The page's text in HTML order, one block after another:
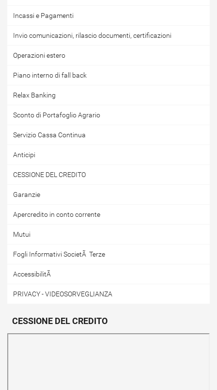
Incassi e Pagamenti
Invio comunicazioni, rilascio documenti, certificazioni
Operazioni estero
Piano interno di fall back
Relax Banking
Sconto di Portafoglio Agrario
Servizio Cassa Continua
Anticipi
CESSIONE DEL CREDITO
Garanzie
Apercredito in conto corrente
Mutui
Fogli Informativi SocietÃ Terze
AccessibilitÃ
PRIVACY - VIDEOSORVEGLIANZA
CESSIONE DEL CREDITO